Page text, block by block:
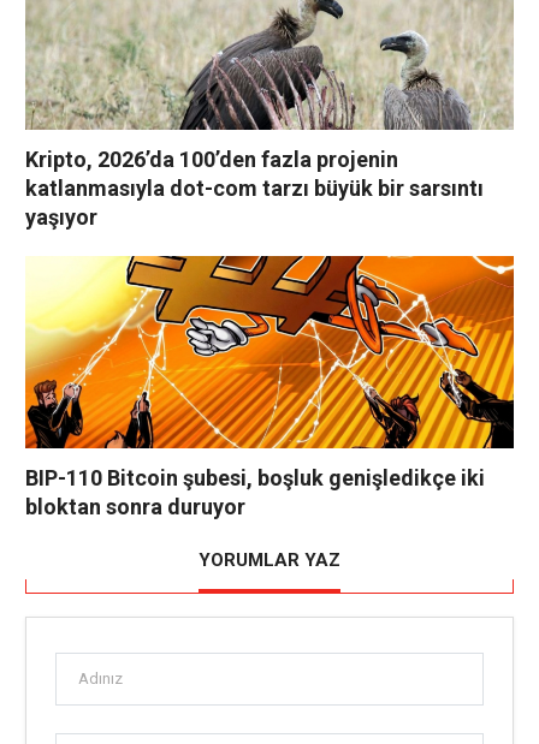
Kripto, 2026’da 100’den fazla projenin
katlanmasıyla dot-com tarzı büyük bir sarsıntı
yaşıyor
BIP-110 Bitcoin şubesi, boşluk genişledikçe iki
bloktan sonra duruyor
YORUMLAR YAZ